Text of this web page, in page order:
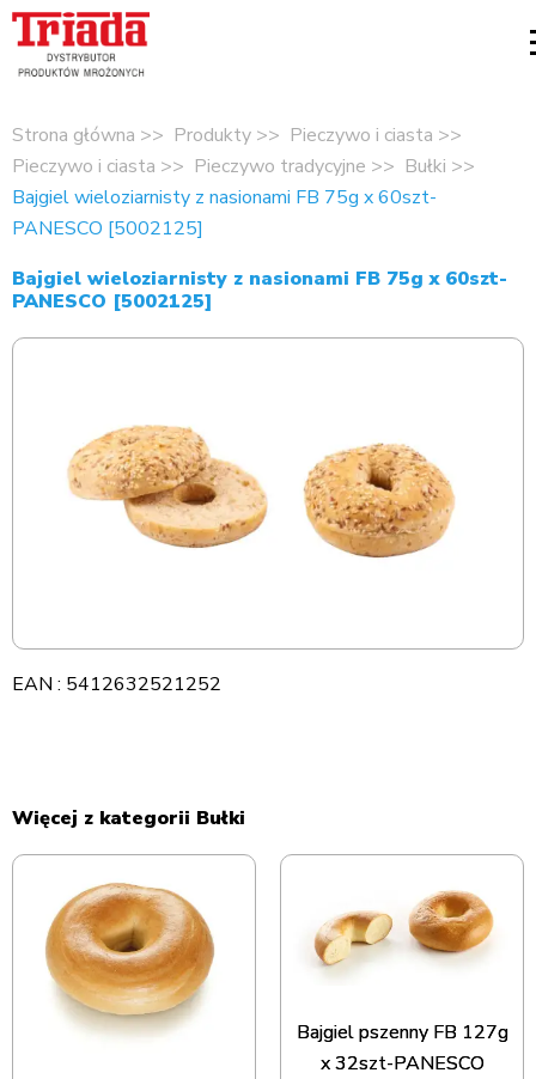
Strona główna Produkty
Pieczywo i ciasta
Pieczywo i ciasta
Pieczywo tradycyjne
Bułki
Bajgiel wieloziarnisty z nasionami FB 75g x 60szt-
PANESCO [5002125]
Bajgiel wieloziarnisty z nasionami FB 75g x 60szt-
PANESCO [5002125]
EAN : 5412632521252
Więcej z kategorii Bułki
Bajgiel pszenny FB 127g
x 32szt-PANESCO